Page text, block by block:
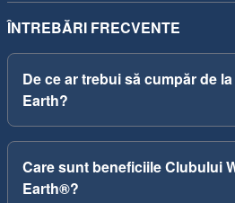
ÎNTREBĂRI FRECVENTE
De ce ar trebui să cumpăr de
Earth?
Care sunt beneficiile Clubului
Earth®?